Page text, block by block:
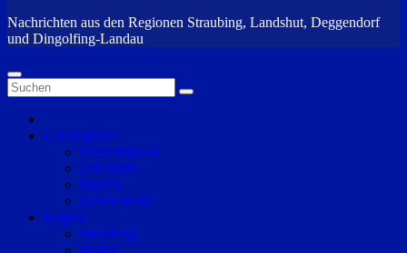
Nachrichten aus den Regionen Straubing, Landshut, Deggendorf
und Dingolfing-Landau
Überregional
Niederbayern
Oberpfalz
Bayern
Deutschland
Region
Straubing
Bogen